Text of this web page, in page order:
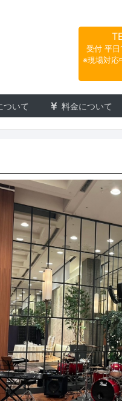
タービート
受付 平
※現場対応
ついて 料金について